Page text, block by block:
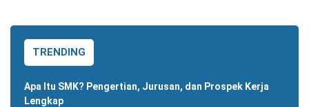
TRENDING
Apa Itu SMK? Pengertian, Jurusan, dan Prospek Kerja
Lengkap